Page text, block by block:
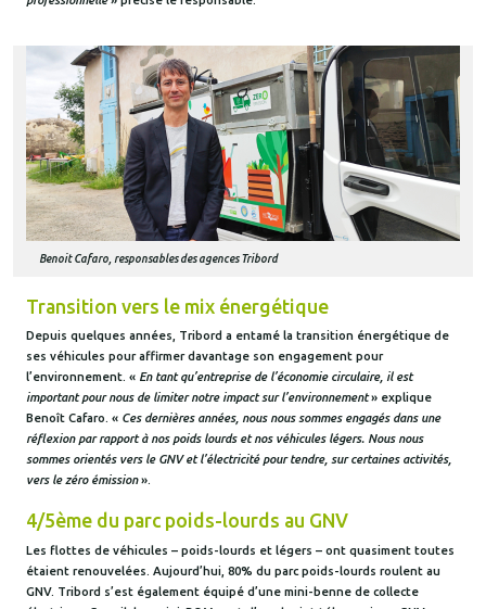
Benoit Cafaro, responsables des agences Tribord
Transition vers le mix énergétique
Depuis quelques années, Tribord a entamé la transition énergétique de
ses véhicules pour affirmer davantage son engagement pour
l’environnement. « En tant qu’entreprise de l’économie circulaire, il est
important pour nous de limiter notre impact sur l’environnement» explique
Benoît Cafaro. « Ces dernières années, nous nous sommes engagés dans une
réflexion par rapport à nos poids lourds et nos véhicules légers. Nous nous
sommes orientés vers le GNV et l’électricité pour tendre, sur certaines activités,
vers le zéro émission».
4/5ème du parc poids-lourds au GNV
Les flottes de véhicules – poids-lourds et légers – ont quasiment toutes
étaient renouvelées. Aujourd’hui, 80% du parc poids-lourds roulent au
GNV. Tribord s’est également équipé d’une mini-benne de collecte